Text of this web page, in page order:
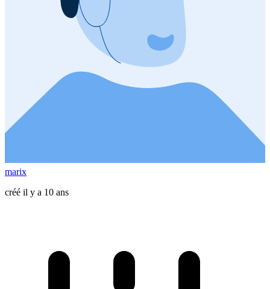
marix
créé il y a 10 ans